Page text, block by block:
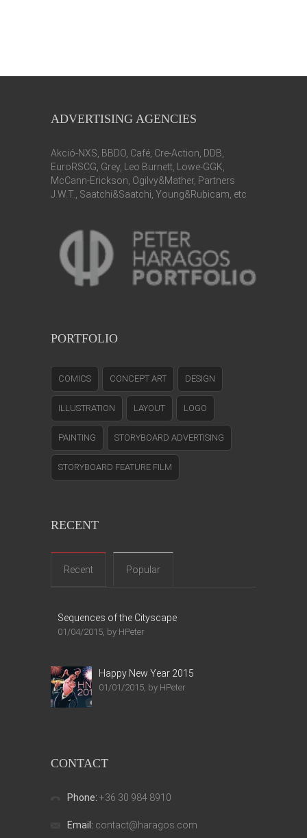
ADVERTISING AGENCIES
Akció-NXS, BBDO, Café, Cre-Action, DDB,
EuroRSCG, Grey, Leo Burnett, Lowe-GGK,
McCann-Erickson, Ogilvy&Mather, Partners
J.W.T., Saatchi&Saatchi, Young&Rubicam, etc
PORTFOLIO
COMICS CONCEPT ART DESIGN
ILLUSTRATION LAYOUT LOGO
PAINTING STORYBOARD ADVERTISING
STORYBOARD FEATURE FILM
RECENT
Recent Popular
Sequences of the Cityscape
01/04/2015, by HPeter
Happy New Year 2015
01/01/2015, by HPeter
CONTACT
Phone: +36 30 984 8910
Email: contact@haragos.com